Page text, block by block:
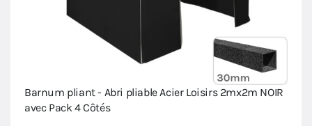
Barnum pliant - Abri pliable Acier Loisirs 2mx2m NOIR
avec Pack 4 Côtés